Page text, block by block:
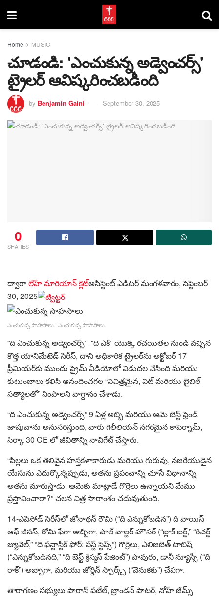
Home MUSIC
చూడండి: 'ఎంచుకున్న అడ్వెంచర్స్'
ట్రైలర్ ఆవిష్కరించబడింది
by Benjamin Gaini September 30, 2025
0
SHARES
ద్వారాలేహ్ మారియాన్ క్లెట్అసిస్టెంట్ ఎడిటర్మంగళవారం, సెప్టెంబర్
30, 2025
ఎంచుకున్న సాహసాలు | ఎంచుకున్న సాహసాలు
“ది ఎంచుకున్న అడ్వెంచర్స్”, “ది ఎక్” యొక్క రచయితల నుండి వచ్చిన
కొత్త యానిమేటెడ్ సిరీస్, దాని అధికారిక ట్రైలర్‌ను అక్టోబర్ 17
ప్రీమియర్‌కు ముందు ప్రైమ్ వీడియోలో విడుదల చేసింది మరియు
కుటుంబాలు కలిసి ఆనందించగల “విచిత్రమైన, విట్ మరియు బైబిల్
సత్యాలతో” నింపాలని వాగ్దానం చేశాడు.
“ది ఎంచుకున్న అడ్వెంచర్స్” 9 ఏళ్ల అబ్బి మరియు ఆమె బెస్ట్ ఫ్రెండ్
జాషువాను అనుసరిస్తుంది, వారు గెలీలియన్ నగరమైన కాపెర్నామ్,
సిర్కా 30 CE లో జీవితాన్ని నావిగేట్ చేస్తారు.
“పిల్లలు ఒక తెలివైన హస్తకళాకారుడు మరియు గురువు, నజరేయుడైన
యేసును ఎదుర్కొన్నప్పుడు, అతను ప్రపంచాన్ని చూసే విధానాన్ని
అతను మారుస్తాడు. ఆమెకు మాట్లాడే గొర్రెలు ఉన్నాయని మేము
ప్రస్తావించారా?” చలన చిత్ర సారాంశం చదువుతుంది.
14-ఎపిసోడ్ సిరీస్‌లో జోనాథన్ రౌమి (“ది ఎన్నుకోబడిన”) ది వాయిస్
ఆఫ్ జీసస్, రోమి ఫేగా అబ్బిగా, పాల్ వాల్టర్ హౌసర్ (“బ్లాక్ బర్డ్,” “రిచర్డ్
జ్యువెల్,” “ది ఫన్టాస్టిక్ ఫోర్: ఫస్ట్ స్టెప్స్”) గొర్రెలు, ఎలిజబెత్ టాబిష్
(“ఎన్నుకోబడినది,” “ది బెస్ట్ క్రిస్మస్ పేజింట్”) పావురం, డానీ న్యూస్సీ (“ది
రాక్”) అబ్బాగా, మరియు జోర్డిన్ స్పార్క్స్ (“వెనుకకు”) చేపగా.
తారాగణం సభ్యులు పారాస్ పటేల్, బ్రాండన్ పాటర్, నోహ్ జేమ్స్